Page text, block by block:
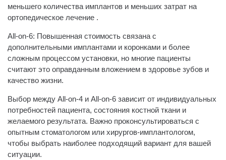
меньшего количества имплантов и меньших затрат на
ортопедическое лечение .
All-on-6: Повышенная стоимость связана с
дополнительными имплантами и коронками и более
сложным процессом установки, но многие пациенты
считают это оправданным вложением в здоровье зубов и
качество жизни.
Выбор между All-on-4 и All-on-6 зависит от индивидуальных
потребностей пациента, состояния костной ткани и
желаемого результата. Важно проконсультироваться с
опытным стоматологом или хирургов-имплантологом,
чтобы выбрать наиболее подходящий вариант для вашей
ситуации.